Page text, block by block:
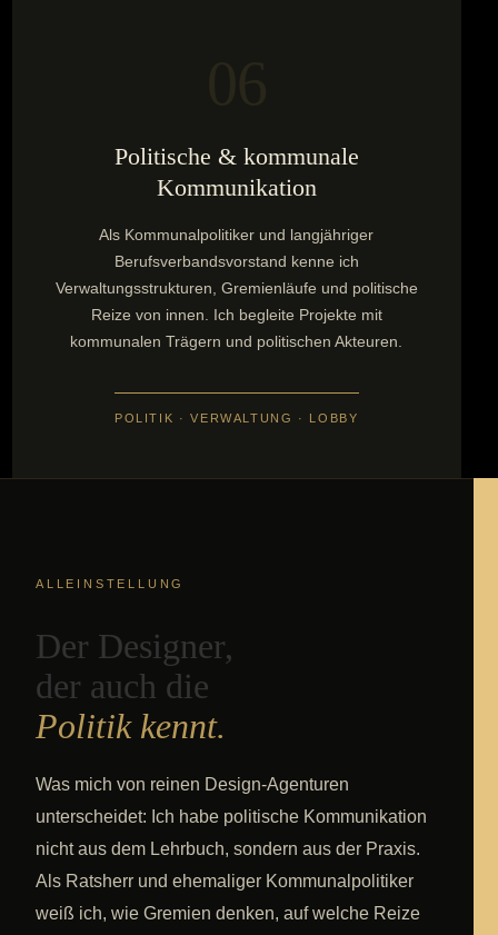
Politische & kommunale
Kommunikation
Als Kommunalpolitiker und langjähriger
Berufsverbandsvorstand kenne ich
Verwaltungsstrukturen, Gremienläufe und politische
Reize von innen. Ich begleite Projekte mit
kommunalen Trägern und politischen Akteuren.
POLITIK · VERWALTUNG · LOBBY
ALLEINSTELLUNG
Der Designer,
der auch die
Politik kennt.
Was mich von reinen Design-Agenturen
unterscheidet: Ich habe politische Kommunikation
nicht aus dem Lehrbuch, sondern aus der Praxis.
Als Ratsherr und ehemaliger Kommunalpolitiker
weiß ich, wie Gremien denken, auf welche Reize